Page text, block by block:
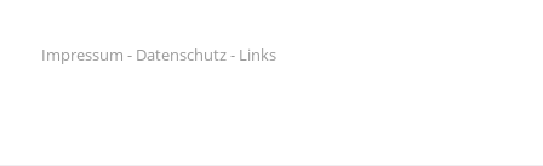
Impressum - Datenschutz- Links